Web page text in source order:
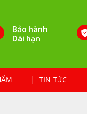
Bảo hành
Dài hạn
TIN TỨC